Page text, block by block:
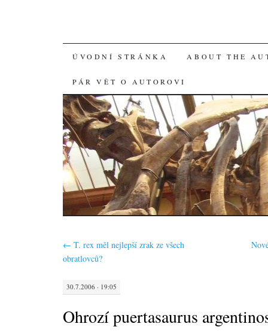
SKIP
TO
CONTENT
ÚVODNÍ STRÁNKA ABOUT THE
PÁR VĚT O AUTOROVI
← T. rex měl nejlepší zrak ze všech
obratlovců?
30.7.2006 · 19:05
Ohrozí puertasaurus